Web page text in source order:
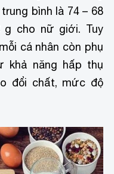
bình là 74 – 68
g cho nữ giới. Tuy
cá nhân còn phụ
khả năng hấp thụ
đổi chất, mức độ